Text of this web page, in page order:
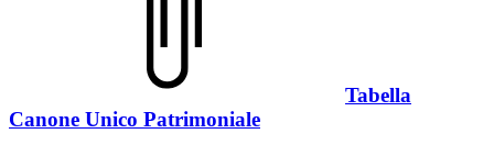
Tabella
Canone Unico Patrimoniale